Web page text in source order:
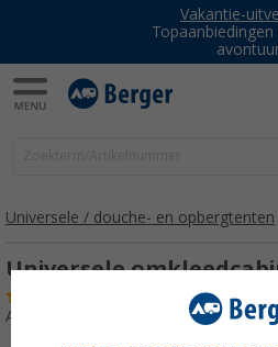
Vakantie-
Universele / douche- en opbergtenten
Universele
Artikelnr: 328440